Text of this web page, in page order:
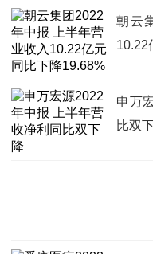
朝云
10.22
申万
比双